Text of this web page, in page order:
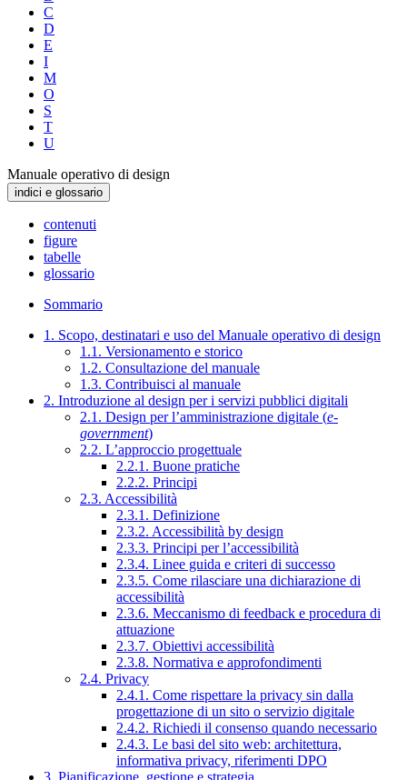
C
D
E
I
M
O
S
T
U
Manuale operativo di design
indici e glossario
contenuti
figure
tabelle
glossario
Sommario
1. Scopo, destinatari e uso del Manuale operativo di design
1.1. Versionamento e storico
1.2. Consultazione del manuale
1.3. Contribuisci al manuale
2. Introduzione al design per i servizi pubblici digitali
2.1. Design per l’amministrazione digitale (e-
government)
2.2. L’approccio progettuale
2.2.1. Buone pratiche
2.2.2. Principi
2.3. Accessibilità
2.3.1. Definizione
2.3.2. Accessibilità by design
2.3.3. Principi per l’accessibilità
2.3.4. Linee guida e criteri di successo
2.3.5. Come rilasciare una dichiarazione di
accessibilità
2.3.6. Meccanismo di feedback e procedura di
attuazione
2.3.7. Obiettivi accessibilità
2.3.8. Normativa e approfondimenti
2.4. Privacy
2.4.1. Come rispettare la privacy sin dalla
progettazione di un sito o servizio digitale
2.4.2. Richiedi il consenso quando necessario
2.4.3. Le basi del sito web: architettura,
informativa privacy, riferimenti DPO
3. Pianificazione, gestione e strategia